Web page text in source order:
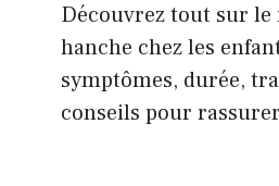
Découvrez tout sur le
hanche chez les
symptômes, durée,
conseils pour